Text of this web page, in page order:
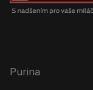
Purina